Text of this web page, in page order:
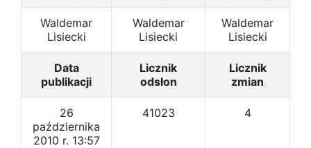
Waldemar
Lisiecki
Waldemar
Lisiecki
Waldemar
Lisiecki
Data
publikacji
Licznik
odsłon
Licznik
zmian
26
października
2010 r. 13:57
41023 4